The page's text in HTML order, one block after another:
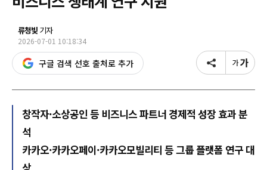
류청빛 기자
2026-07-01 10:18:34
구글 검색 선호 출처로 추가
창작자·소상공인 등 비즈니스 파트너 경제적 성장 효과 분
석
카카오·카카오페이·카카오모빌리티 등 그룹 플랫폼 연구 대